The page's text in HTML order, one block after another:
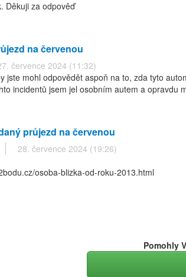
Děkuji za odpověď
na červenou
července 2024 (11:32)
jste mohl odpovědět aspoň na to, zda tyto
incidentů jsem jel osobním autem a
průjezd na červenou
28. července 2024 (19:26)
osoba-blizka-od-roku-2013.html
Pomohly